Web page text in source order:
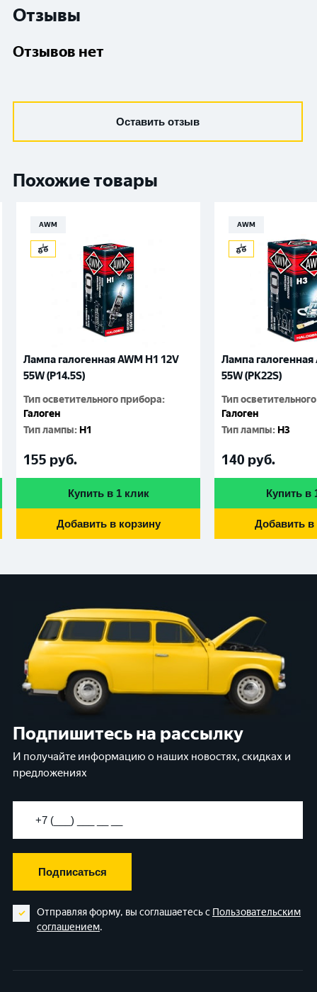
Отзывы
Отзывов нет
Оставить отзыв
Похожие товары
AWM
Лампа галогенная AWM H1 12V
55W (P14.5S)
Тип осветительного прибора:
Галоген
Тип лампы: H1
155 руб.
Купить в 1 клик
Добавить в корзину
AWM
Лампа галогенная
55W (PК22S)
Тип
Галоген
Тип лампы: H3
140 руб.
Купить в
Добавить в
Подпишитесь на рассылку
И получайте информацию о наших новостях, скидках и
предложениях
Подписаться
Отправляя форму, вы соглашаетесь с Пользовательским
соглашением.